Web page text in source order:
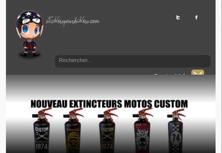
Panier Vide